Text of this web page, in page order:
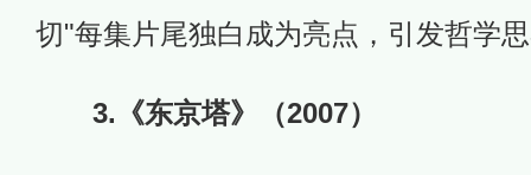
切"每集片尾独白成为亮点，引发哲学
3.《东京塔》（2007）